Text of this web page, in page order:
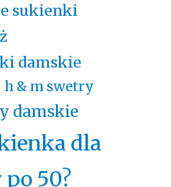
sukienki
damskie
h & m swetry
damskie
dla
50?